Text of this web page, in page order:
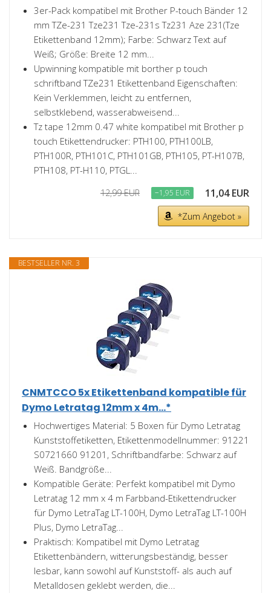
3er-Pack kompatibel mit Brother P-touch Bänder 12
mm TZe-231 Tze231 Tze-231s Tz231 Aze 231(Tze
Etikettenband 12mm); Farbe: Schwarz Text auf
Weiß; Größe: Breite 12 mm...
Upwinning kompatible mit borther p touch
schriftband TZe231 Etikettenband Eigenschaften:
Kein Verklemmen, leicht zu entfernen,
selbstklebend, wasserabweisend...
Tz tape 12mm 0.47 white kompatibel mit Brother p
touch Etikettendrucker: PTH100, PTH100LB,
PTH100R, PTH101C, PTH101GB, PTH105, PT-H107B,
PTH108, PT-H110, PTGL...
12,99 EUR −1,95 EUR 11,04 EUR
*Zum Angebot »
BESTSELLER NR. 3
CNMTCCO 5x Etikettenband kompatible für
Dymo Letratag 12mm x 4m...*
Hochwertiges Material: 5 Boxen für Dymo Letratag
Kunststoffetiketten, Etikettenmodellnummer: 91221
S0721660 91201, Schriftbandfarbe: Schwarz auf
Weiß. Bandgröße...
Kompatible Geräte: Perfekt kompatibel mit Dymo
Letratag 12 mm x 4 m Farbband-Etikettendrucker
für Dymo LetraTag LT-100H, Dymo LetraTag LT-100H
Plus, Dymo LetraTag...
Praktisch: Kompatibel mit Dymo Letratag
Etikettenbändern, witterungsbeständig, besser
lesbar, kann sowohl auf Kunststoff- als auch auf
Metalldosen geklebt werden, die...